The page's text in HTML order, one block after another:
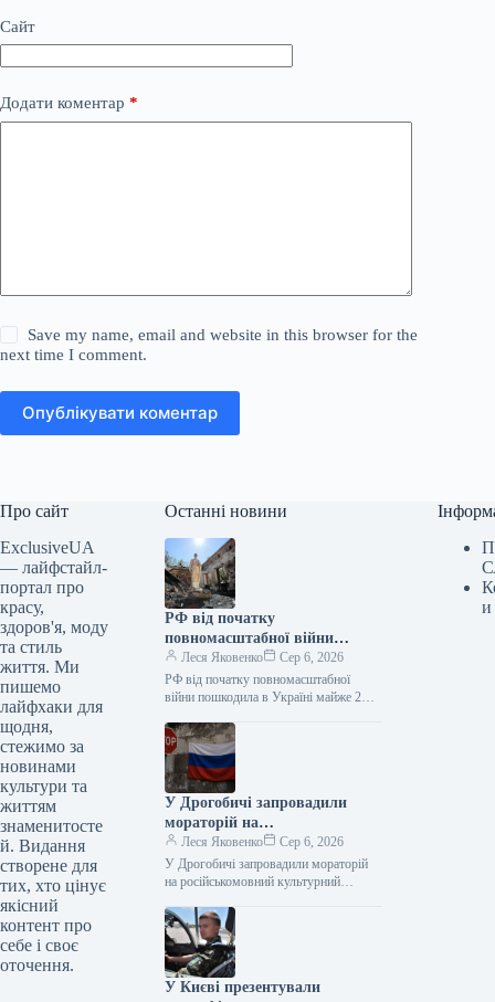
Сайт
Додати коментар *
Save my name, email and website in this browser for the
next time I comment.
Опублікувати коментар
Про сайт
ExclusiveUA
— лайфстайл-
портал про
красу,
здоров'я, моду
та стиль
життя. Ми
пишемо
лайфхаки для
щодня,
стежимо за
новинами
культури та
життям
знаменитосте
й. Видання
створене для
тих, хто цінує
якісний
контент про
себе і своє
оточення.
Останні новини
РФ від початку
повномасштабної війни
пошкодила в Україні майже 2
тисячі пам’яток
Леся Яковенко
Сер 6, 2026
РФ від початку повномасштабної
війни пошкодила в Україні майже 2
Укрінформ Росія пошкодила в Україні
1990…
У Дрогобичі запровадили
мораторій на
російськомовний культурний
продукт
Леся Яковенко
Сер 6, 2026
У Дрогобичі запровадили мораторій
на російськомовний культурний
Дрогобицька міська рада у четвер, 6
серпня, одноголосно ухвалила…
У Києві презентували
и